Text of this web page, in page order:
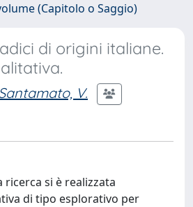
(Capitolo o Saggio)
di origini italiane.
V.
ricerca si è realizzata
di tipo esplorativo per